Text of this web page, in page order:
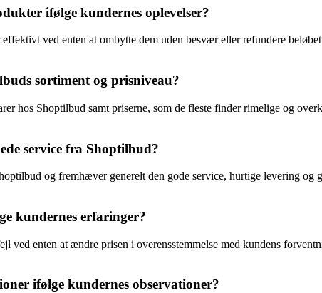
ifølge kundernes oplevelser?
ved enten at ombytte dem uden besvær eller refundere
sortiment og prisniveau?
hos Shoptilbud samt priserne, som de fleste finder rimelige og
service fra Shoptilbud?
og fremhæver generelt den gode service, hurtige levering
kundernes erfaringer?
ved enten at ændre prisen i overensstemmelse med kundens
ifølge kundernes observationer?